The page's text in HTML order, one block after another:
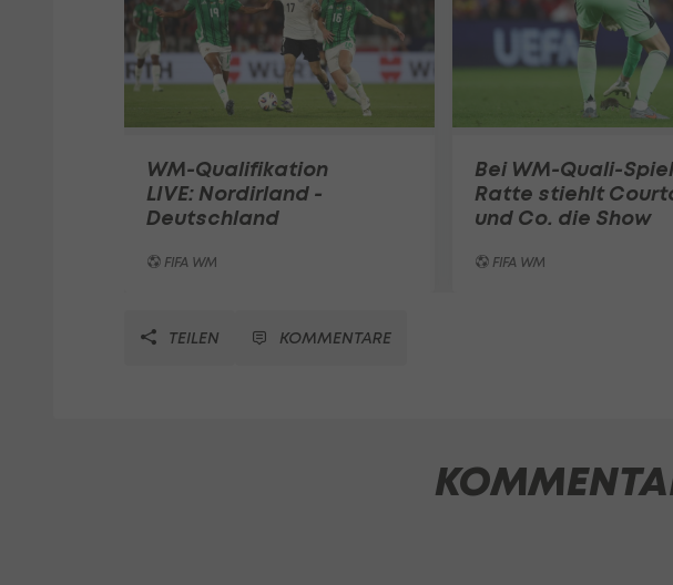
WM-Qualifikation
LIVE: Nordirland -
Deutschland
FIFA WM
Bei WM-Quali-
Ratte stiehlt
und Co. die Show
FIFA WM
TEILEN KOMMENTARE